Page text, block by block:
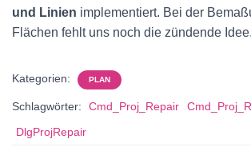
und Linien implementiert. Bei der
Flächen fehlt uns noch die zündende Idee.
Kategorien: PLAN
Schlagwörter: Cmd_Proj_Repair
DlgProjRepair